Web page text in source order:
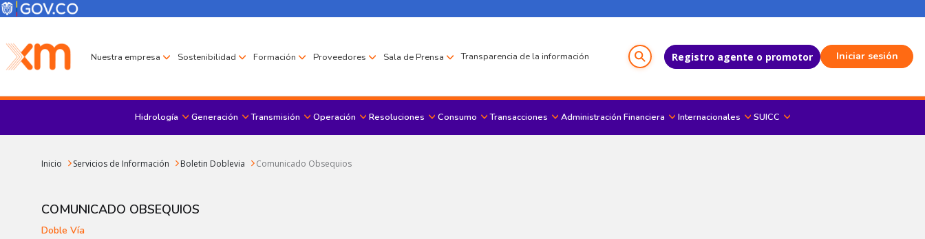
Pasar al contenido principal
Menú Corporativo
Menú de encabezado
Nuestra empresa Sostenibilidad Formación Proveedores Sala de Prensa Transparencia de la información Registro agente o promotor Iniciar sesión
Menu principal
Hidrología Generación Transmisión Operación Resoluciones Consumo Transacciones Administración Financiera Internacionales SUICC
Sobrescribir enlaces de ayuda a la navegación
Inicio Servicios de Información Boletin Doblevia Comunicado Obsequios
COMUNICADO OBSEQUIOS
Doble Vía